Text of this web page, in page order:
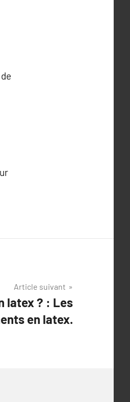
Article suivant
latex ? : Les
en latex.